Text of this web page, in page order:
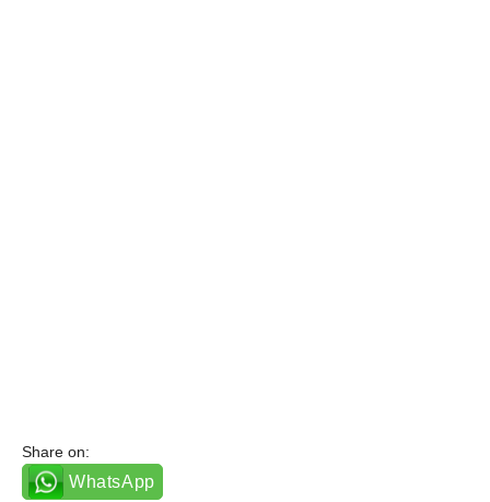
Share on:
WhatsApp